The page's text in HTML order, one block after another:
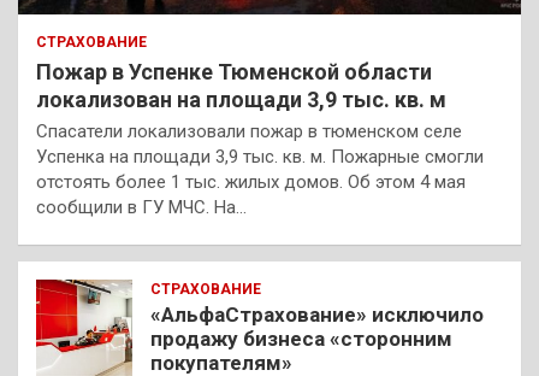
СТРАХОВАНИЕ
Пожар в Успенке Тюменской области
локализован на площади 3,9 тыс. кв. м
Спасатели локализовали пожар в тюменском селе
Успенка на площади 3,9 тыс. кв. м. Пожарные смогли
отстоять более 1 тыс. жилых домов. Об этом 4 мая
сообщили в ГУ МЧС. На…
СТРАХОВАНИЕ
«АльфаСтрахование» исключило
продажу бизнеса «сторонним
покупателям»